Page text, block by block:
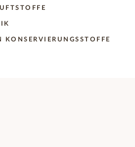
KONSERVIERUNGSSTOFFE